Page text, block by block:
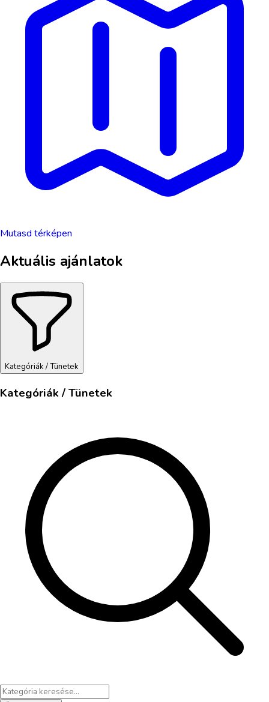
Mutasd térképen
Aktuális ajánlatok
Kategóriák / Tünetek
Kategóriák / Tünetek